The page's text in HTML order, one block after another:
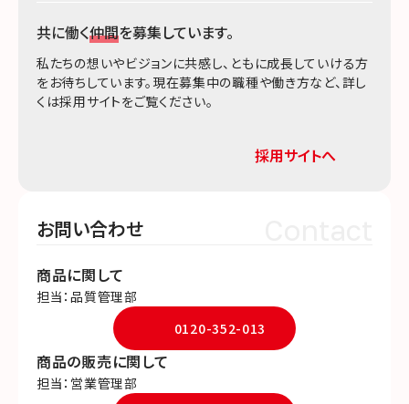
共に働く仲間を募集しています。
私たちの想いやビジョンに共感し、ともに成長していける方
をお待ちしています。現在募集中の職種や働き方など、詳し
くは採用サイトをご覧ください。
採用サイトへ
お問い合わせ
商品に関して
担当：品質管理部
0120-352-013
商品の販売に関して
担当：営業管理部